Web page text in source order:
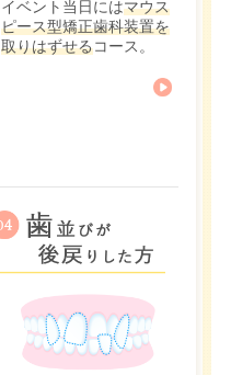
イベント当日にはマウス
ピース型矯正歯科装置を
取りはずせるコース。